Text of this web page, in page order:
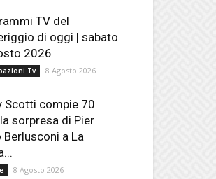
TV del
di oggi | sabato
2026
Tv 8 Agosto 2026
Scotti compie 70
sorpresa di Pier
Berlusconi a La
8 Agosto 2026